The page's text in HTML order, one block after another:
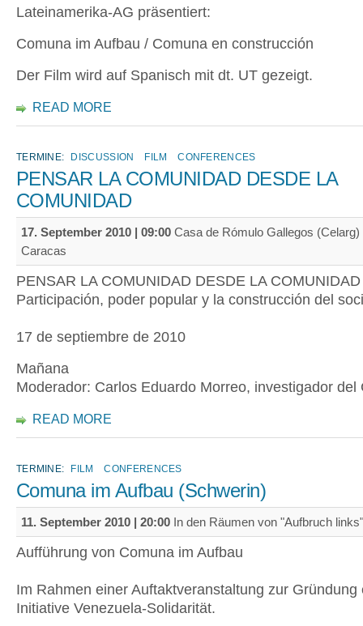
Lateinamerika-AG präsentiert:
Comuna im Aufbau / Comuna en construcción
Der Film wird auf Spanisch mit dt. UT gezeigt.
READ MORE
TERMINE: DISCUSSION FILM CONFERENCES
PENSAR LA COMUNIDAD DESDE LA
COMUNIDAD
17. September 2010 | 09:00 Casa de Rómulo Gallegos (Celarg)
Caracas
PENSAR LA COMUNIDAD DESDE LA COMUNIDAD
Participación, poder popular y la construcción del
17 de septiembre de 2010
Mañana
Moderador: Carlos Eduardo Morreo, investigador del
READ MORE
TERMINE: FILM CONFERENCES
Comuna im Aufbau (Schwerin)
11. September 2010 | 20:00 In den Räumen von "Aufbruch
Aufführung von Comuna im Aufbau
Im Rahmen einer Auftaktveranstaltung zur Gründung
Initiative Venezuela-Solidarität.